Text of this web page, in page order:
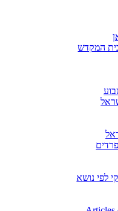
המקדש
לפי נושא